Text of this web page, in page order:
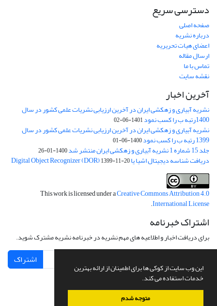
این وب سایت از کوکی ها برای اطمینان از ارائه بهترین
خدمات استفاده می کند.
متوجه شدم
دسترسی سریع
صفحه اصلی
درباره نشریه
اعضای هیات تحریریه
ارسال مقاله
تماس با ما
نقشه سایت
آخرین اخبار
نشریه آبیاری و زهکشی ایران در آخرین ارزیابی نشریات علمی کشور در سال
1400رتبه ب را کسب نمود 1401-06-02
نشریه آبیاری و زهکشی ایران در آخرین ارزیابی نشریات علمی کشور در سال
1399 رتبه ب را کسب نمود 1400-06-01
جلد 15 شماره 1 نشریه آبیاری و زهکشی ایران منتشر شد 1400-01-26
دریافت شناسه دیجیتال اشیا یا Digital Object Recognizer (DOR)1399-11-20
This work is licensed under aCreative Commons Attribution 4.0
International License
.
اشتراک خبرنامه
برای دریافت اخبار و اطلاعیه های مهم نشریه در خبرنامه نشریه مشترک شوید.
اشتراک